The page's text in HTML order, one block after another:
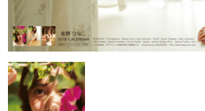
売り切れ情報
お支払い・配送
会社概要